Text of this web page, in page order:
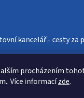
procházením
Více informacízde.
kancelář - cesty za